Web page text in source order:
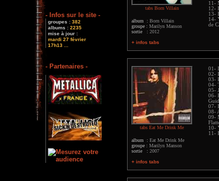
- Infos sur le site -
groupes : 382
albums : 2235
mise à jour :
mardi 27 février
17h13 ...
- Partenaires -
tabs Born Villain
album : Born Villain
groupe : Marilyn Manson
sortie : 2012
+ infos tabs
11-
12-
13-
14-
de
tabs Eat Me Drink Me
album : Eat Me Drink Me
groupe : Marilyn Manson
sortie : 2007
+ infos tabs
01-
02-
03-
04-
05-
06-
07-
08-
09-
10-
11-